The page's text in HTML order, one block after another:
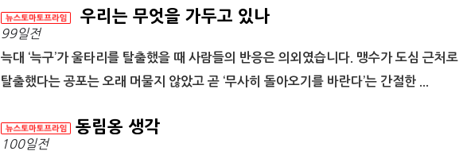
우리는 무엇을 가두고 있나
99일전
늑대 ‘늑구’가 울타리를 탈출했을 때 사람들의 반응은 의외였습니다. 맹수가 도심 근처로
탈출했다는 공포는 오래 머물지 않았고 곧 ‘무사히 돌아오기를 바란다’는 간절한 ...
동림옹 생각
100일전